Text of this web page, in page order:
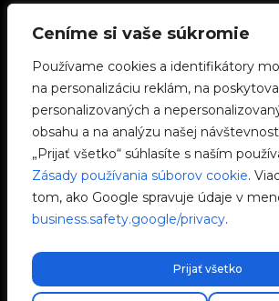
Ceníme si vaše súkromie
Používame cookies a identifikátory
na personalizáciu reklám, na
personalizovaných a
obsahu a na analýzu našej
„Prijať všetko“ súhlasíte s naším
Zásady používania súborov cookie.
tom, ako Google spravuje údaje v
business.safety.google/privacy.
Prijať všetko
SPOLOČNOSŤ
Pracovať s nami
e-Chargers
V2C Power
V2C Cloud